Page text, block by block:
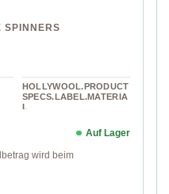
SPINNERS
HOLLYWOOL.PRODUCT
SPECS.LABEL.MATERIA
L
wird beim
Auf Lager